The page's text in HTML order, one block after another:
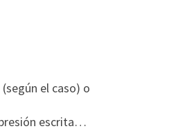
el caso) o
escrita…